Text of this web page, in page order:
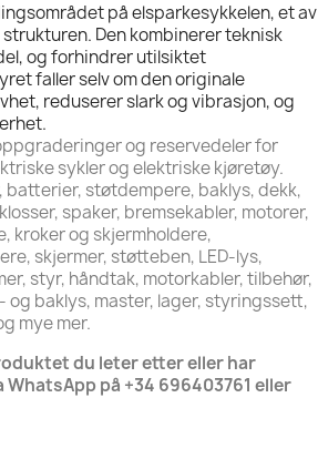
på elsparkesykkelen, et av
Den kombinerer teknisk
og forhindrer utilsiktet
faller selv om den originale
reduserer slark og vibrasjon, og
og reservedeler for
sykler og elektriske kjøretøy.
støtdempere, baklys, dekk,
spaker, bremsekabler, motorer,
kroker og skjermholdere,
skjermer, støtteben, LED-lys,
styr, håndtak, motorkabler, tilbehør,
baklys, master, lager, styringssett,
mye mer.
du leter etter eller har
på +34 696403761 eller